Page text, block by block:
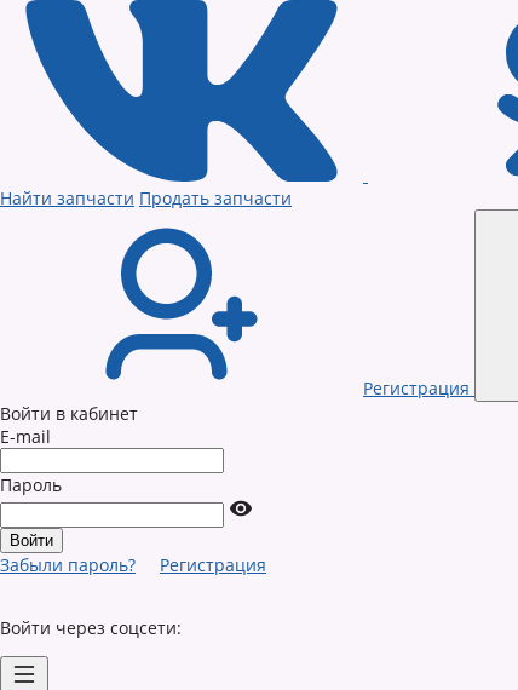
Найти запчасти Продать запчасти
Регистрация
Войти в кабинет
E-mail
Пароль
Забыли пароль? Регистрация
Войти через соцсети: